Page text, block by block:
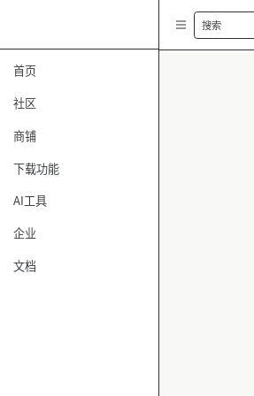
首页
社区
商铺
下载功能
AI工具
企业
文档
搜索